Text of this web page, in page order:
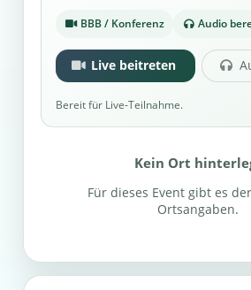
BBB / Konferenz Audio
Live beitreten
Bereit für Live-Teilnahme.
Kein Ort
Für dieses Event gibt es
Ortsangaben.